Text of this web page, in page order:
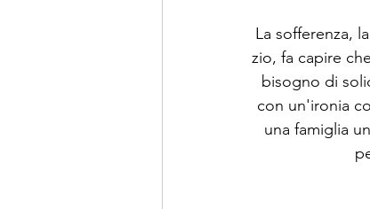
La sofferenza,
zio, fa capire
bisogno di
con un'ironia
una famiglia